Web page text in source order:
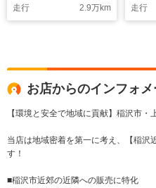
走行
2.9万km
走行
お店からのインフォ
【環境と安全で地域に貢献】稲沢市・
当店は地域密着を第一に考え、【稲沢
す！
■稲沢市近郊の近隣への販売に特化